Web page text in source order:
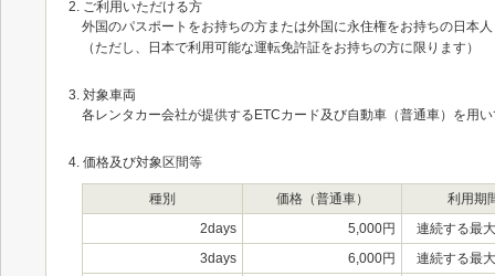
2. ご利用いただける方
外国のパスポートをお持ちの方または外国に永住権をお持ちの日本人
（ただし、日本で利用可能な運転免許証をお持ちの方に限ります）
3. 対象車両
各レンタカー会社が提供するETCカード及び自動車（普通車）を用
4. 価格及び対象区間等
種別 価格（普通車）
利用期
2days
5,000円
連続する最
3days
6,000円
連続する最